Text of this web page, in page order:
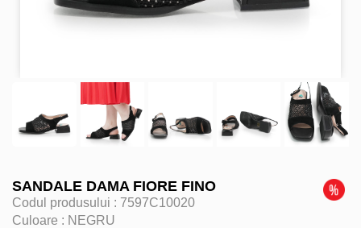
SANDALE DAMA FIORE FINO
Codul produsului : 7597C10020
Culoare : NEGRU